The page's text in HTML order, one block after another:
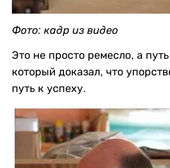
Фото: кадр из видео
Это не просто ремесло, а
который доказал, что
путь к успеху.